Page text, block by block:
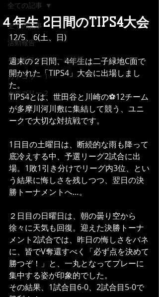
全ての記事
活動報告
キッズスケジュール速報
カテゴリー 1
カテゴリー 2
全ての記事
４年生 2日間のTIPS4大会
12/5、6(土、日)
週末の２日間、4年生は二子緑地C面で
開かれた「TIPS4」大会に出場しまし
た。
TIPS4とは、世田谷と川崎の⚽12チーム
が多摩川河川敷に集結して競う、ユニ
ークで大切な対抗戦です。
1日目の土曜日は、断続的な雨も降って
底冷えする中、予選リーグ2試合に出
場。1敗1引き分けでリーグ内3位、とい
う結果に悔しさを残しつつ、翌日の決
勝トーナメントへ…。
２日目の日曜日は、朝の曇り空から
徐々に天気も回復。迎えた決勝トーナ
メント2試合では、昨日の悔しさをバネ
に、皆でV奪還すべく「必ず点を決めて
勝つぞ！」と、一丸となってプレーに
集中する姿が印象的でした。
その結果、1試合目6-0、2試合目5-0で